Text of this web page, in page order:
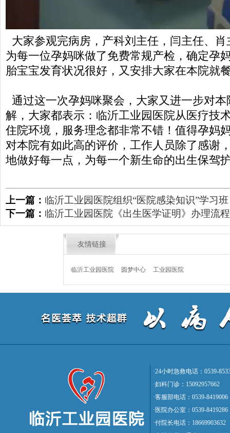
大家参观完病房，产科刘主任，闫主任、
为每一位孕妈咪做了免费常规产检，确定孕
胎宝宝发育状况很好，又安排大家在本院就
通过这一次孕妈咪聚会，大家又进一步对
解，大家都表示：临沂工业园医院从医疗技
住院环境，服务理念都非常不错！值得孕妈
对本院有如此高的评价，工作人员除了感谢
地做好每一点，为每一个新生命的出生保驾
上一篇： 临沂工业园医院组织“医院感染知识”学习班
下一篇： 临沂工业园医院《出生医学证明》办理流
友情链接
临沂工业园医院 圆梦中心 工业园医院
·24小时急救电话：0539-
·妇科门诊：15092957662
·客服部电话：0539-8419006
·医院办公室：0539-8419286
·付院长电话：18669903632